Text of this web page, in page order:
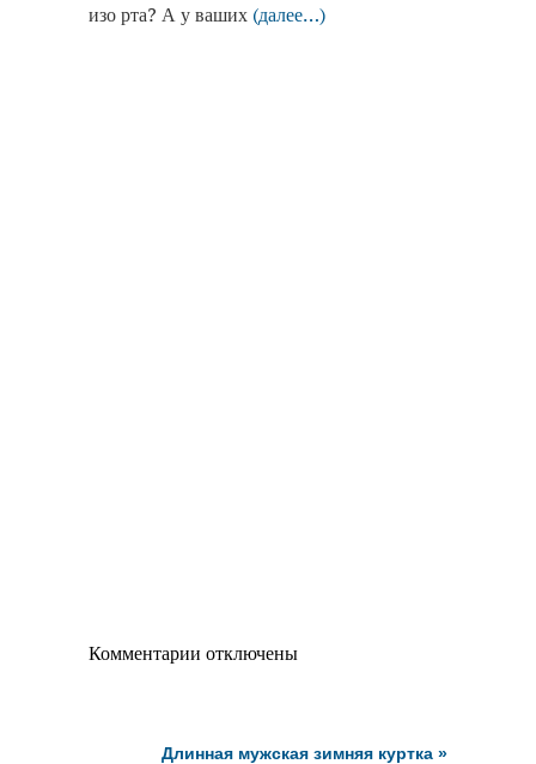
изо рта? А у ваших (далее…)
Комментарии отключены
Длинная мужская зимняя куртка »